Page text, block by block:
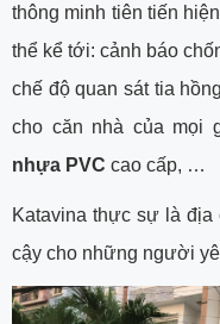
thông minh tiên tiến
thể kể tới: cảnh báo
chế độ quan sát tia
cho căn nhà của mọi
nhựa PVC cao cấp, …
Katavina thực sự là địa
cậy cho những người